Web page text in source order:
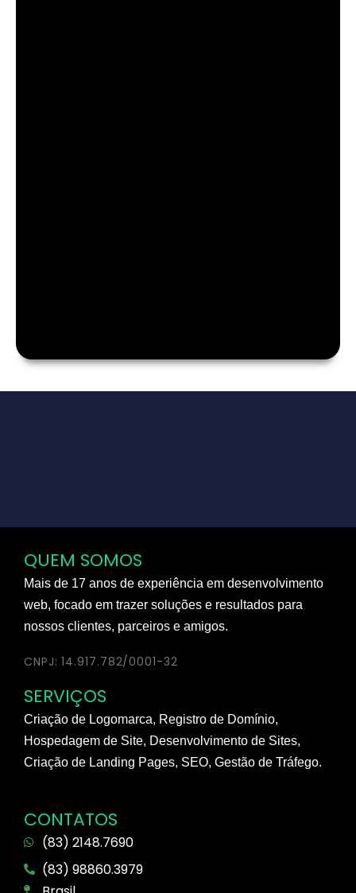
QUEM SOMOS
Mais de 17 anos de experiência em desenvolvimento
web, focado em trazer soluções e resultados para
nossos clientes, parceiros e amigos.
CNPJ: 14.917.782/0001-32
SERVIÇOS
Criação de Logomarca, Registro de Domínio,
Hospedagem de Site, Desenvolvimento de Sites,
Criação de Landing Pages, SEO, Gestão de Tráfego.
CONTATOS
(83) 2148.7690
(83) 98860.3979